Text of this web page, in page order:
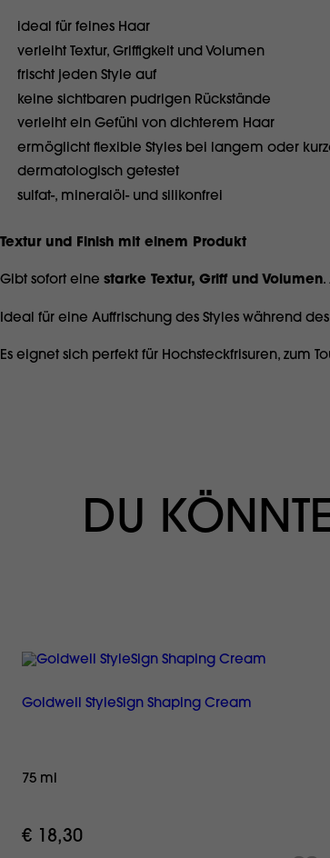
ideal für feines Haar
verleiht Textur, Griffigkeit und Volumen
frischt jeden Style auf
keine sichtbaren pudrigen Rückstände
verleiht ein Gefühl von dichterem Haar
ermöglicht flexible Styles bei langem oder
dermatologisch getestet
sulfat-, mineralöl- und silikonfrei
Textur und Finish mit einem Produkt
Gibt sofort eine starke Textur, Griff und Volumen.
Ideal für eine Auffrischung des Styles während
Es eignet sich perfekt für Hochsteckfrisuren, zum
DU
Goldwell StyleSign Shaping Cream
75 ml
€ 18,30